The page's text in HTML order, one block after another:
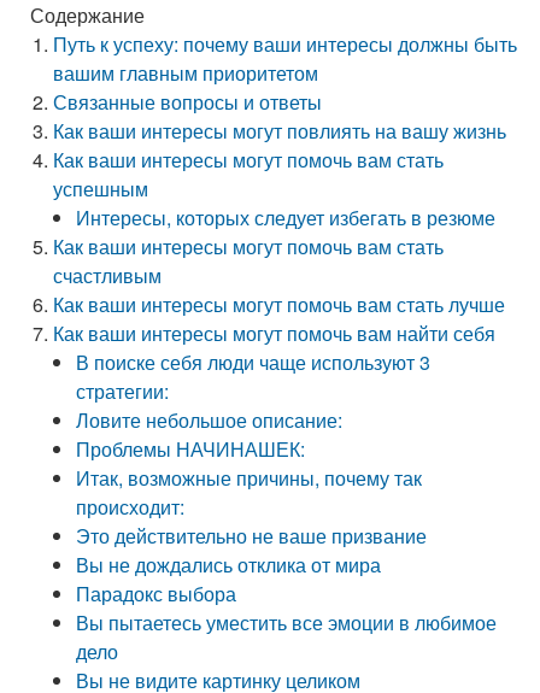
Содержание
Путь к успеху: почему ваши интересы должны быть
вашим главным приоритетом
Связанные вопросы и ответы
Как ваши интересы могут повлиять на вашу жизнь
Как ваши интересы могут помочь вам стать
успешным
Интересы, которых следует избегать в резюме
Как ваши интересы могут помочь вам стать
счастливым
Как ваши интересы могут помочь вам стать лучше
Как ваши интересы могут помочь вам найти себя
В поиске себя люди чаще используют 3
стратегии:
Ловите небольшое описание:
Проблемы НАЧИНАШЕК:
Итак, возможные причины, почему так
происходит:
Это действительно не ваше призвание
Вы не дождались отклика от мира
Парадокс выбора
Вы пытаетесь уместить все эмоции в любимое
дело
Вы не видите картинку целиком